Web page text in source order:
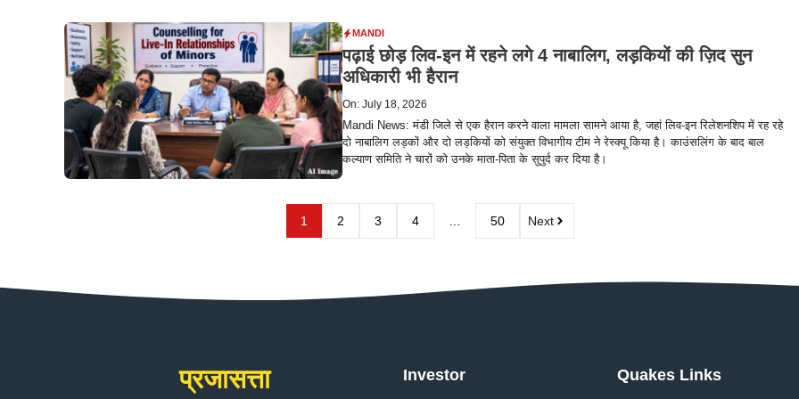
MANDI
पढ़ाई छोड़ लिव-इन में रहने लगे 4 नाबालिग, लड़कियों की ज़िद सुन
अधिकारी भी हैरान
On: July 18, 2026
Mandi News: मंडी जिले से एक हैरान करने वाला मामला सामने आया है, जहां लिव-इन रिलेशनशिप में रह रहे
दो नाबालिग लड़कों और दो लड़कियों को संयुक्त विभागीय टीम ने रेस्क्यू किया है। काउंसलिंग के बाद बाल
कल्याण समिति ने चारों को उनके माता-पिता के सुपुर्द कर दिया है।
1 2 3 4 50 Next
प्रजासत्ता Investor Quakes Links